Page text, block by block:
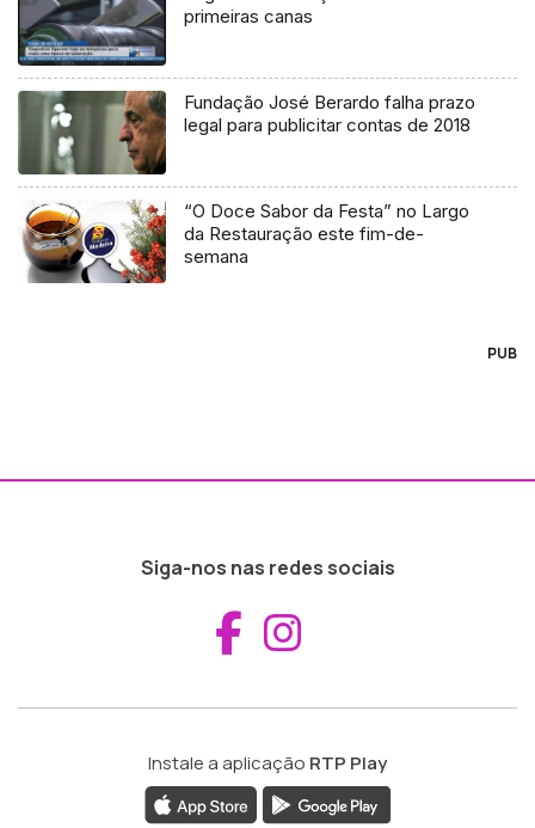
primeiras canas
Fundação José Berardo falha prazo
legal para publicitar contas de 2018
“O Doce Sabor da Festa” no Largo
da Restauração este fim-de-
semana
PUB
Siga-nos nas redes sociais
Aceder ao
Instale a aplicação RTP Play